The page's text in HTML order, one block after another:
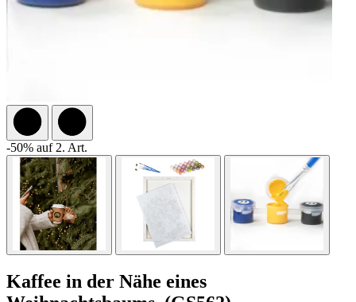
-50% auf 2. Art.
Kaffee in der Nähe eines